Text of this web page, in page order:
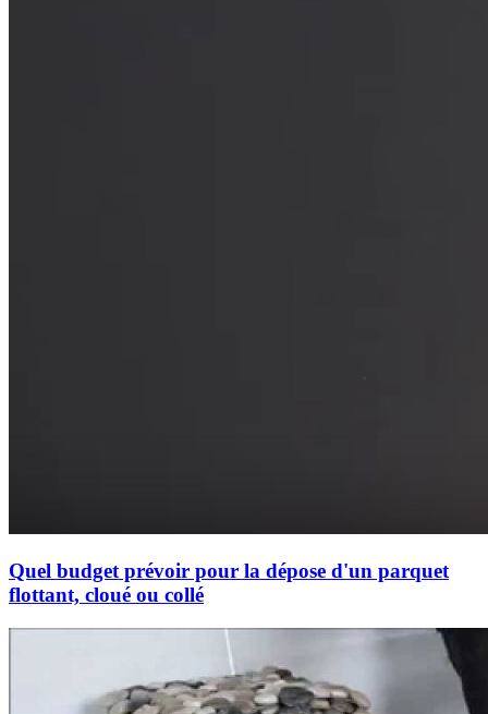
Quel budget prévoir pour la dépose d'un parquet
flottant, cloué ou collé